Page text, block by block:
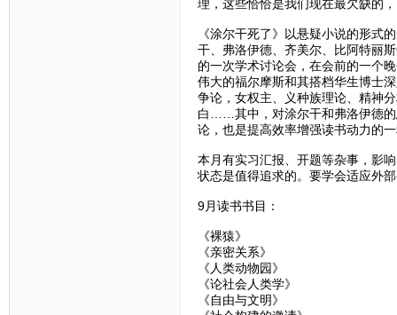
理，这些恰恰是我们现在最欠缺的
《涂尔干死了》以悬疑小说的形式
干、弗洛伊德、齐美尔、比阿特丽
的一次学术讨论会，在会前的一个
伟大的福尔摩斯和其搭档华生博士
争论，女权主、义种族理论、精神
白……其中，对涂尔干和弗洛伊德的
论，也是提高效率增强读书动力的
本月有实习汇报、开题等杂事，影
状态是值得追求的。要学会适应外
9月读书书目：
《裸猿》
《亲密关系》
《人类动物园》
《论社会人类学》
《自由与文明》